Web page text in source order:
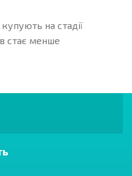
на стадії
стає менше